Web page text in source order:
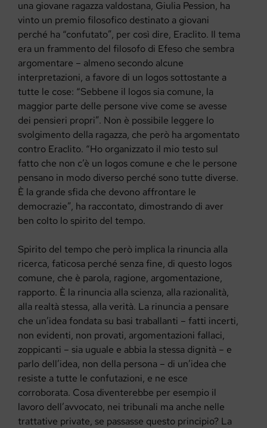
una giovane ragazza valdostana, Giulia Pession, ha
vinto un premio filosofico destinato a giovani
perché ha “confutato”, per così dire, Eraclito. Il tema
era un frammento del filosofo di Efeso che sembra
argomentare – almeno secondo alcune
interpretazioni, a favore di un logos sottostante a
tutte le cose: “Sebbene il logos sia comune, la
maggior parte delle persone vive come se avesse
dei pensieri propri”. Non è possibile leggere lo
svolgimento della ragazza, che però ha argomentato
contro Eraclito. “Ho organizzato il mio testo sul
fatto che non c’è un logos comune e che le persone
pensano in modo diverso perché sono tutte diverse.
È la grande sfida che devono affrontare le
democrazie”, ha raccontato, dimostrando di aver
ben colto lo spirito del tempo.
Spirito del tempo che però implica la rinuncia alla
ricerca, faticosa perché senza fine, di questo logos
comune, che è parola, ragione, argomentazione,
rapporto. È la rinuncia alla scienza, alla razionalità,
alla realtà stessa, alla verità. La rinuncia a pensare
che un’idea fondata su basi traballanti – fatti incerti,
non evidenti, non provati, argomentazioni fallaci,
zoppicanti – sia uguale e abbia la stessa dignità – e
parlo dell’idea, non della persona – di un’idea che
resiste a tutte le confutazioni, e ne esce
corroborata. Cosa diventerebbe per esempio il
lavoro dell’avvocato, nei tribunali ma anche nelle
trattative private, se passasse questo principio? La